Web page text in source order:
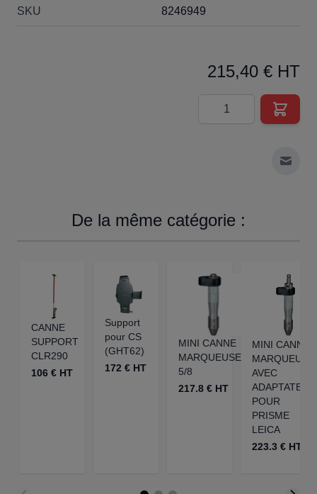
SKU 8246949
215,40 € HT
Quantité
De la même catégorie :
CANNE
SUPPORT
CLR290
106 € HT
Support
pour CS
(GHT62)
172 € HT
MINI CANNE
MARQUEUSE
5/8
217.8 € HT
MINI CANNE
MARQUEUSE
AVEC
ADAPTATEUR
POUR
PRISME
LEICA
223.3 € HT